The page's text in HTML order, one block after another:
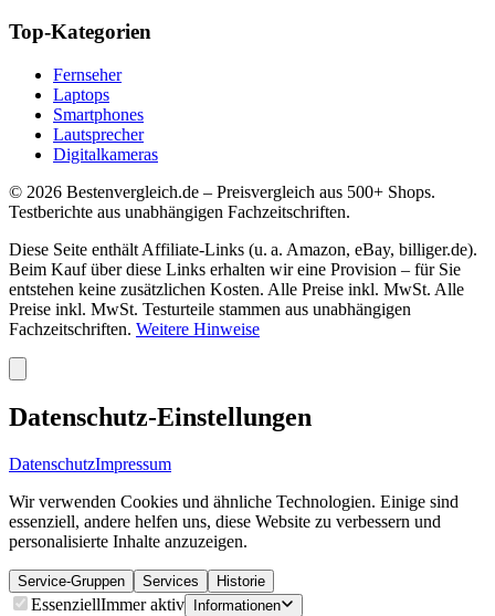
Top-Kategorien
Fernseher
Laptops
Smartphones
Lautsprecher
Digitalkameras
© 2026 Bestenvergleich.de – Preisvergleich aus 500+ Shops.
Testberichte aus unabhängigen Fachzeitschriften.
Diese Seite enthält Affiliate-Links (u. a. Amazon, eBay, billiger.de).
Beim Kauf über diese Links erhalten wir eine Provision – für Sie
entstehen keine zusätzlichen Kosten. Alle Preise inkl. MwSt. Alle
Preise inkl. MwSt. Testurteile stammen aus unabhängigen
Fachzeitschriften. Weitere Hinweise
Datenschutz-Einstellungen
DatenschutzImpressum
Wir verwenden Cookies und ähnliche Technologien. Einige sind
essenziell, andere helfen uns, diese Website zu verbessern und
personalisierte Inhalte anzuzeigen.
Service-Gruppen Services Historie
EssenziellImmer aktiv Informationen